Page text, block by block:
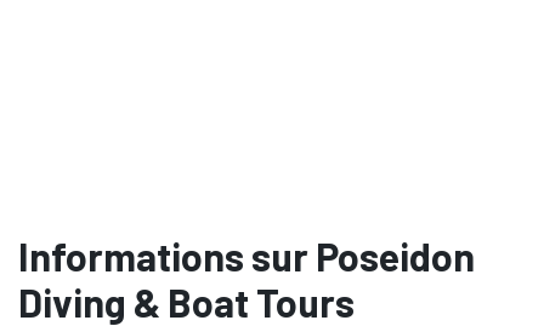
Informations sur Poseidon
Diving & Boat Tours